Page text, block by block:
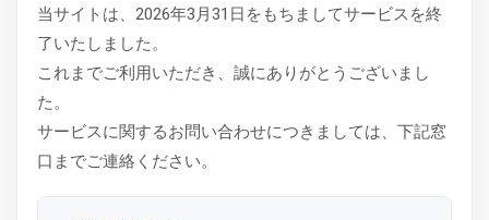
当サイトは、2026年3月31日をもちましてサービスを終
了いたしました。
これまでご利用いただき、誠にありがとうございまし
た。
サービスに関するお問い合わせにつきましては、下記窓
口までご連絡ください。